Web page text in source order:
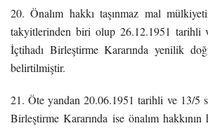
20. Önalım hakkı taşınmaz mal
takyitlerinden biri olup 26.12.1951 tarihli
İçtihadı Birleştirme Kararında yenilik
belirtilmiştir.
21. Öte yandan 20.06.1951 tarihli ve 13/5
Birleştirme Kararında ise önalım